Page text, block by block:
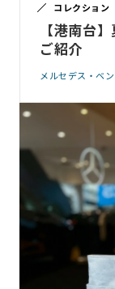
コレクション
【港南台
ご紹介
メルセデス・ベ